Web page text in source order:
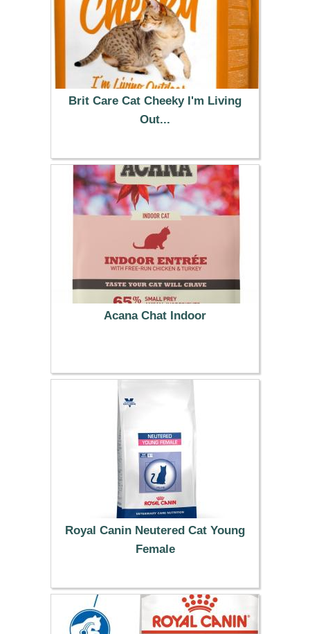
Brit Care Cat Cheeky I'm Living
Out...
13.99 €
Acana Chat Indoor
38.99 €
Royal Canin Neutered Cat Young
Female
29.99 €